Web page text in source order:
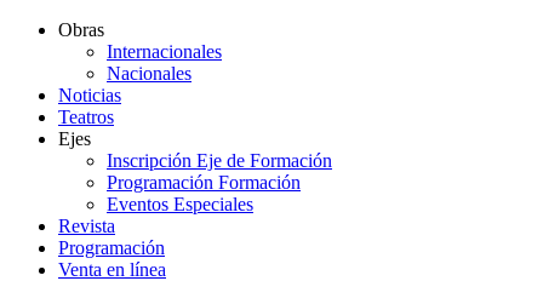
Obras
Internacionales
Nacionales
Noticias
Teatros
Ejes
Inscripción Eje de Formación
Programación Formación
Eventos Especiales
Revista
Programación
Venta en línea